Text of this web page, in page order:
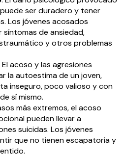
ser duradero y tener
Los jóvenes acosados
de ansiedad,
y otros problemas
El acoso y las agresiones
la autoestima de un joven,
inseguro, poco valioso y con
sí mismo.
más extremos, el acoso
pueden llevar a
suicidas. Los jóvenes
que no tienen escapatoria y